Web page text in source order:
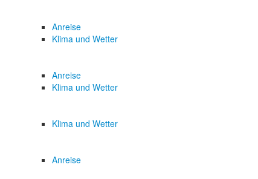
Anreise
Klima und Wetter
Anreise
Klima und Wetter
Klima und Wetter
Anreise